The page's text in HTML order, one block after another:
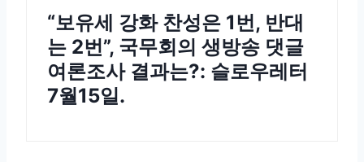
“보유세 강화 찬성은 1번, 반대
는 2번”, 국무회의 생방송 댓글
여론조사 결과는?: 슬로우레터
7월15일.